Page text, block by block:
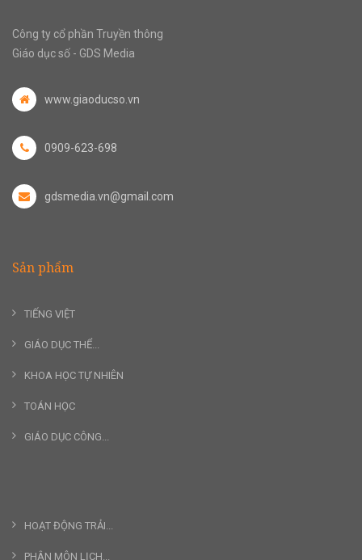
Công ty cổ phần Truyền thông
Giáo dục số - GDS Media
www.giaoducso.vn
0909-623-698
gdsmedia.vn@gmail.com
Sản phẩm
TIẾNG VIỆT
GIÁO DỤC THỂ...
KHOA HỌC TỰ NHIÊN
TOÁN HỌC
GIÁO DỤC CÔNG...
HOẠT ĐỘNG TRẢI...
PHÂN MÔN LỊCH...